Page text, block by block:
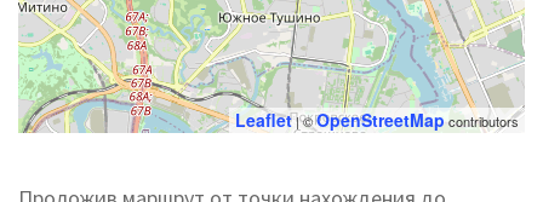
Leaflet| ©OpenStreetMapcontributors